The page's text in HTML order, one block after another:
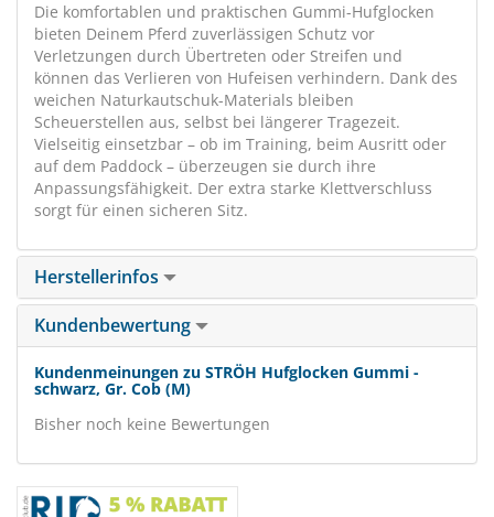
Die komfortablen und praktischen Gummi-Hufglocken
bieten Deinem Pferd zuverlässigen Schutz vor
Verletzungen durch Übertreten oder Streifen und
können das Verlieren von Hufeisen verhindern. Dank des
weichen Naturkautschuk-Materials bleiben
Scheuerstellen aus, selbst bei längerer Tragezeit.
Vielseitig einsetzbar – ob im Training, beim Ausritt oder
auf dem Paddock – überzeugen sie durch ihre
Anpassungsfähigkeit. Der extra starke Klettverschluss
sorgt für einen sicheren Sitz.
Herstellerinfos
Kundenbewertung
Kundenmeinungen zu STRÖH Hufglocken Gummi -
schwarz, Gr. Cob (M)
Bisher noch keine Bewertungen